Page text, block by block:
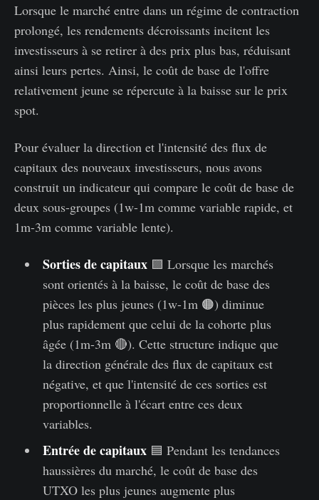
Lorsque le marché entre dans un régime de contraction
prolongé, les rendements décroissants incitent les
investisseurs à se retirer à des prix plus bas, réduisant
ainsi leurs pertes. Ainsi, le coût de base de l'offre
relativement jeune se répercute à la baisse sur le prix
spot.
Pour évaluer la direction et l'intensité des flux de
capitaux des nouveaux investisseurs, nous avons
construit un indicateur qui compare le coût de base de
deux sous-groupes (1w-1m comme variable rapide, et
1m-3m comme variable lente).
Sorties de capitaux🟪 Lorsque les marchés
sont orientés à la baisse, le coût de base des
pièces les plus jeunes (1w-1m 🟠) diminue
plus rapidement que celui de la cohorte plus
âgée (1m-3m 🔴). Cette structure indique que
la direction générale des flux de capitaux est
négative, et que l'intensité de ces sorties est
proportionnelle à l'écart entre ces deux
variables.
Entrée de capitaux 🟦 Pendant les tendances
haussières du marché, le coût de base des
UTXO les plus jeunes augmente plus